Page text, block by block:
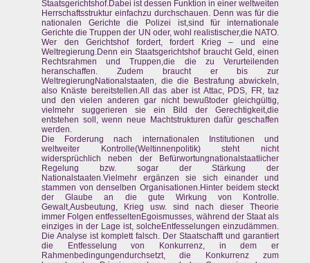
Staatsgerichtshof.Dabei ist dessen Funktion in einer weltweiten
Herrschaftsstruktur einfachzu durchschauen. Denn was für die
nationalen Gerichte die Polizei ist,sind für internationale
Gerichte die Truppen der UN oder, wohl realistischer,die NATO.
Wer den Gerichtshof fordert, fordert Krieg – und eine
Weltregierung.Denn ein Staatsgerichtshof braucht Geld, einen
Rechtsrahmen und Truppen,die die zu Verurteilenden
heranschaffen. Zudem braucht er bis zur
WeltregierungNationalstaaten, die die Bestrafung abwickeln,
also Knäste bereitstellen.All das aber ist Attac, PDS, FR, taz
und den vielen anderen gar nicht bewußtoder gleichgültig,
vielmehr suggerieren sie ein Bild der Gerechtigkeit,die
entstehen soll, wenn neue Machtstrukturen dafür geschaffen
werden.
Die Forderung nach internationalen Institutionen und
weltweiter Kontrolle(Weltinnenpolitik) steht nicht
widersprüchlich neben der Befürwortungnationalstaatlicher
Regelung bzw. sogar der Stärkung der
Nationalstaaten.Vielmehr ergänzen sie sich einander und
stammen von denselben Organisationen.Hinter beidem steckt
der Glaube an die gute Wirkung von Kontrolle.
Gewalt,Ausbeutung, Krieg usw. sind nach dieser Theorie
immer Folgen entfesseltenEgoismusses, während der Staat als
einziges in der Lage ist, solcheEntfesselungen einzudämmen.
Die Analyse ist komplett falsch. Der Staatschafft und garantiert
die Entfesselung von Konkurrenz, in dem er
Rahmenbedingungendurchsetzt, die Konkurrenz zum